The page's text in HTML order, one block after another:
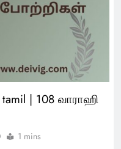
tamil | 108 வாராஹி
1 mins